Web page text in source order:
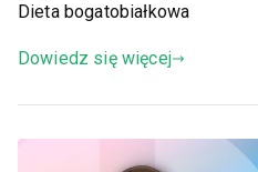
Dieta bogatobiałkowa
Dowiedz się więcej